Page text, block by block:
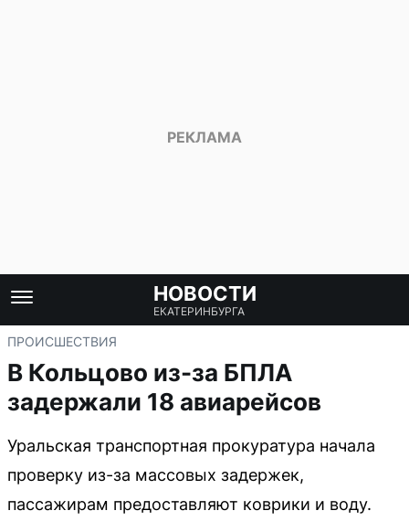
НОВОСТИ
ЕКАТЕРИНБУРГА
ПРОИСШЕСТВИЯ
В Кольцово из-за БПЛА
задержали 18 авиарейсов
Уральская транспортная прокуратура начала
проверку из-за массовых задержек,
пассажирам предоставляют коврики и воду.